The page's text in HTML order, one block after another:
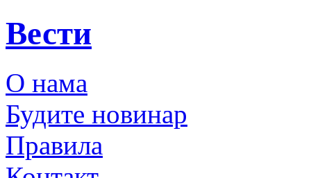
Вести
О нама
Будите новинар
Правила